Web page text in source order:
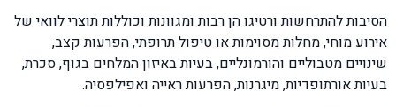
הסיבות להתרחשות ורטיגו הן רבות ומגוונות וכוללות תוצרי לוואי של
אירוע מוחי, מחלות מסוימות או טיפול תרופתי, הפרעות קצב,
שינויים מטבוליים והורמונליים, בעיות באיזון המלחים בגוף, סכרת,
בעיות אורתופדיות, מיגרנות, הפרעות ראייה ואפילפסיה.